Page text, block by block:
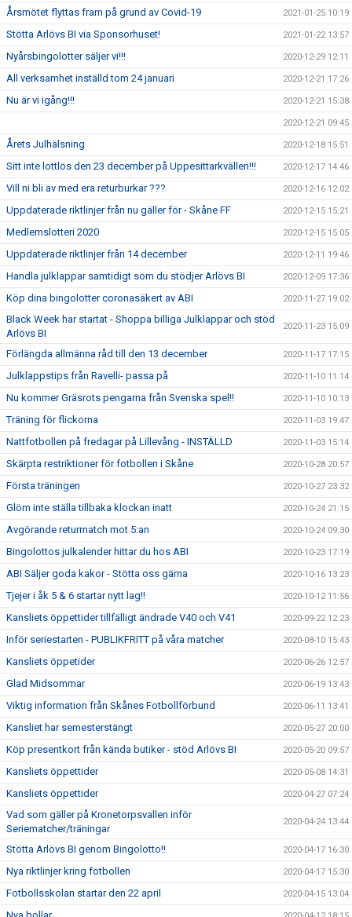
Årsmötet flyttas fram på grund av Covid-19 2021-01-25 10:19
Stötta Arlövs BI via Sponsorhuset! 2021-01-22 13:57
Nyårsbingolotter säljer vi!!! 2020-12-29 12:11
All verksamhet inställd tom 24 januari 2020-12-21 17:26
Nu är vi igång!!! 2020-12-21 15:38
2020-12-21 09:45
Årets Julhälsning 2020-12-18 15:51
Sitt inte lottlös den 23 december på Uppesittarkvällen!!! 2020-12-17 14:46
Vill ni bli av med era returburkar ??? 2020-12-16 12:02
Uppdaterade riktlinjer från nu gäller för - Skåne FF 2020-12-15 15:21
Medlemslotteri 2020 2020-12-15 15:05
Uppdaterade riktlinjer från 14 december 2020-12-11 19:46
Handla julklappar samtidigt som du stödjer Arlövs BI 2020-12-09 17:36
Köp dina bingolotter coronasäkert av ABI 2020-11-27 19:02
Black Week har startat - Shoppa billiga Julklappar och stöd
Arlövs BI
2020-11-23 15:09
Förlängda allmänna råd till den 13 december 2020-11-17 17:15
Julklappstips från Ravelli- passa på 2020-11-10 11:14
Nu kommer Gräsrots pengarna från Svenska spel!! 2020-11-10 10:13
Träning för flickorna 2020-11-03 19:47
Nattfotbollen på fredagar på Lillevång - INSTÄLLD 2020-11-03 15:14
Skärpta restriktioner för fotbollen i Skåne 2020-10-28 20:57
Första träningen 2020-10-27 23:32
Glöm inte ställa tillbaka klockan inatt 2020-10-24 21:15
Avgörande returmatch mot 5:an 2020-10-24 09:30
Bingolottos julkalender hittar du hos ABI 2020-10-23 17:19
ABI Säljer goda kakor - Stötta oss gärna 2020-10-16 13:23
Tjejer i åk 5 & 6 startar nytt lag!! 2020-10-12 11:56
Kansliets öppettider tillfälligt ändrade V40 och V41 2020-09-22 12:23
Inför seriestarten - PUBLIKFRITT på våra matcher 2020-08-10 15:43
Kansliets öppetider 2020-06-26 12:57
Glad Midsommar 2020-06-19 13:43
Viktig information från Skånes Fotbollförbund 2020-06-11 13:41
Kansliet har semesterstängt 2020-05-27 20:00
Köp presentkort från kända butiker - stöd Arlövs BI 2020-05-20 09:57
Kansliets öppettider 2020-05-08 14:31
Kansliets öppettider 2020-04-27 07:24
Vad som gäller på Kronetorpsvallen inför
Seriematcher/träningar
2020-04-24 13:44
Stötta Arlövs BI genom Bingolotto!! 2020-04-17 16:30
Nya riktlinjer kring fotbollen 2020-04-17 15:30
Fotbollsskolan startar den 22 april 2020-04-15 13:04